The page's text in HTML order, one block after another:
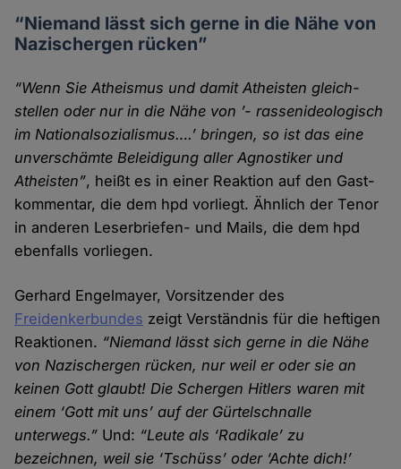
“Niemand lässt sich gerne in die Nähe von
Nazi­schergen rücken”
“Wenn Sie Atheismus und damit Atheisten gleich­
stellen oder nur in die Nähe von ’- rassenideologisch
im Nationalsozialismus….’ bringen, so ist das eine
unver­schämte Beleidigung aller Agnostiker und
Atheisten”, heißt es in einer Reaktion auf den Gast­
kommentar, die dem hpd vorliegt. Ähnlich der Tenor
in anderen Leser­briefen- und Mails, die dem hpd
ebenfalls vor­liegen.
Gerhard Engelmayer, Vorsitzender des
Freidenkerbundes zeigt Verständnis für die heftigen
Reaktionen. “Niemand lässt sich gerne in die Nähe
von Nazi­schergen rücken, nur weil er oder sie an
keinen Gott glaubt! Die Schergen Hitlers waren mit
einem ‘Gott mit uns’ auf der Gürtel­schnalle
unterwegs.” Und: “Leute als ‘Radikale’ zu
bezeichnen, weil sie ‘Tschüss’ oder ‘Achte dich!’